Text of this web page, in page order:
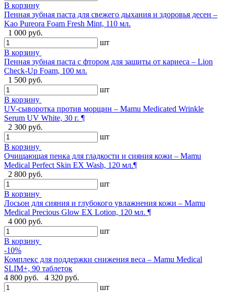
В корзину
Пенная зубная паста для свежего дыхания и здоровья десен –
Kao Pureora Foam Fresh Mint, 110 мл.
1 000 руб.
шт
В корзину
Пенная зубная паста с фтором для защиты от кариеса – Lion
Check-Up Foam, 100 мл.
1 500 руб.
шт
В корзину
UV-сыворотка против морщин – Mamu Medicated Wrinkle
Serum UV White, 30 г. ¶
2 300 руб.
шт
В корзину
Очищающая пенка для гладкости и сияния кожи – Mamu
Medical Perfect Skin EX Wash, 120 мл.¶
2 800 руб.
шт
В корзину
Лосьон для сияния и глубокого увлажнения кожи – Mamu
Medical Precious Glow EX Lotion, 120 мл. ¶
4 000 руб.
шт
В корзину
-10%
Комплекс для поддержки снижения веса – Mamu Medical
SLIM+, 90 таблеток
4 800 руб.
4 320 руб.
шт